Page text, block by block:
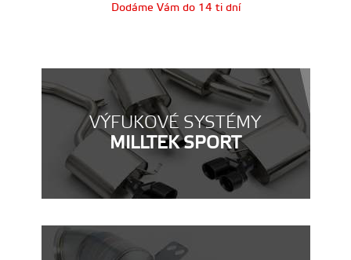
Dodáme Vám do 14 ti dní
VÝFUKOVÉ SYSTÉMY
MILLTEK SPORT